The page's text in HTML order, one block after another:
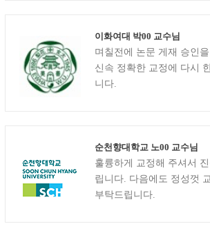
이화여대 박00 교수님
며칠전에 논문 게재 승인
신속 정확한 교정에 다시
니다.
순천향대학교 노00 교수님
훌륭하게 교정해 주셔서
립니다. 다음에도 정성껏
부탁드립니다.